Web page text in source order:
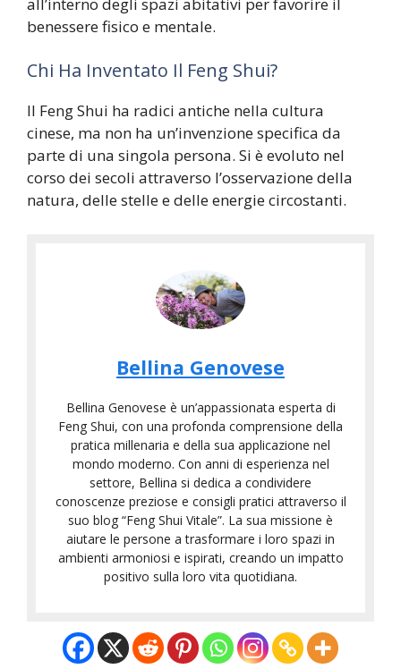
benessere fisico e mentale.
Chi Ha Inventato Il Feng Shui?
Il Feng Shui ha radici antiche nella cultura
cinese, ma non ha un’invenzione specifica da
parte di una singola persona. Si è evoluto nel
corso dei secoli attraverso l’osservazione della
natura, delle stelle e delle energie circostanti.
Bellina Genovese
Bellina Genovese è un’appassionata esperta di
Feng Shui, con una profonda comprensione della
pratica millenaria e della sua applicazione nel
mondo moderno. Con anni di esperienza nel
settore, Bellina si dedica a condividere
conoscenze preziose e consigli pratici attraverso il
suo blog “Feng Shui Vitale”. La sua missione è
aiutare le persone a trasformare i loro spazi in
ambienti armoniosi e ispirati, creando un impatto
positivo sulla loro vita quotidiana.